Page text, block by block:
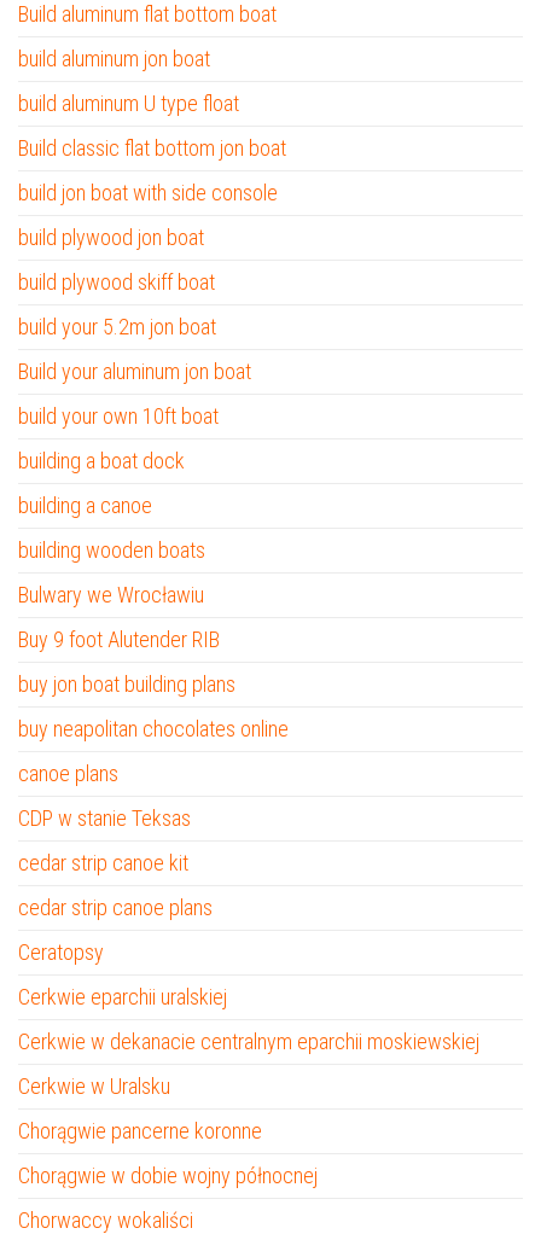
Build aluminum flat bottom boat
build aluminum jon boat
build aluminum U type float
Build classic flat bottom jon boat
build jon boat with side console
build plywood jon boat
build plywood skiff boat
build your 5.2m jon boat
Build your aluminum jon boat
build your own 10ft boat
building a boat dock
building a canoe
building wooden boats
Bulwary we Wrocławiu
Buy 9 foot Alutender RIB
buy jon boat building plans
buy neapolitan chocolates online
canoe plans
CDP w stanie Teksas
cedar strip canoe kit
cedar strip canoe plans
Ceratopsy
Cerkwie eparchii uralskiej
Cerkwie w dekanacie centralnym eparchii moskiewskiej
Cerkwie w Uralsku
Chorągwie pancerne koronne
Chorągwie w dobie wojny północnej
Chorwaccy wokaliści